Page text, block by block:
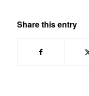
Share this entry